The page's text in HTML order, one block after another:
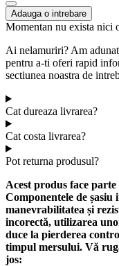
Adauga o intrebare
Momentan nu exista nici
Ai nelamuriri? Am
pentru a-ti oferi rapid
sectiunea noastra de
Cat dureaza livrarea?
Cat costa livrarea?
Pot returna produsul?
Acest produs face
Componentele de
manevrabilitatea și
incorectă, utilizarea
duce la pierderea
timpul mersului. Vă
jos: